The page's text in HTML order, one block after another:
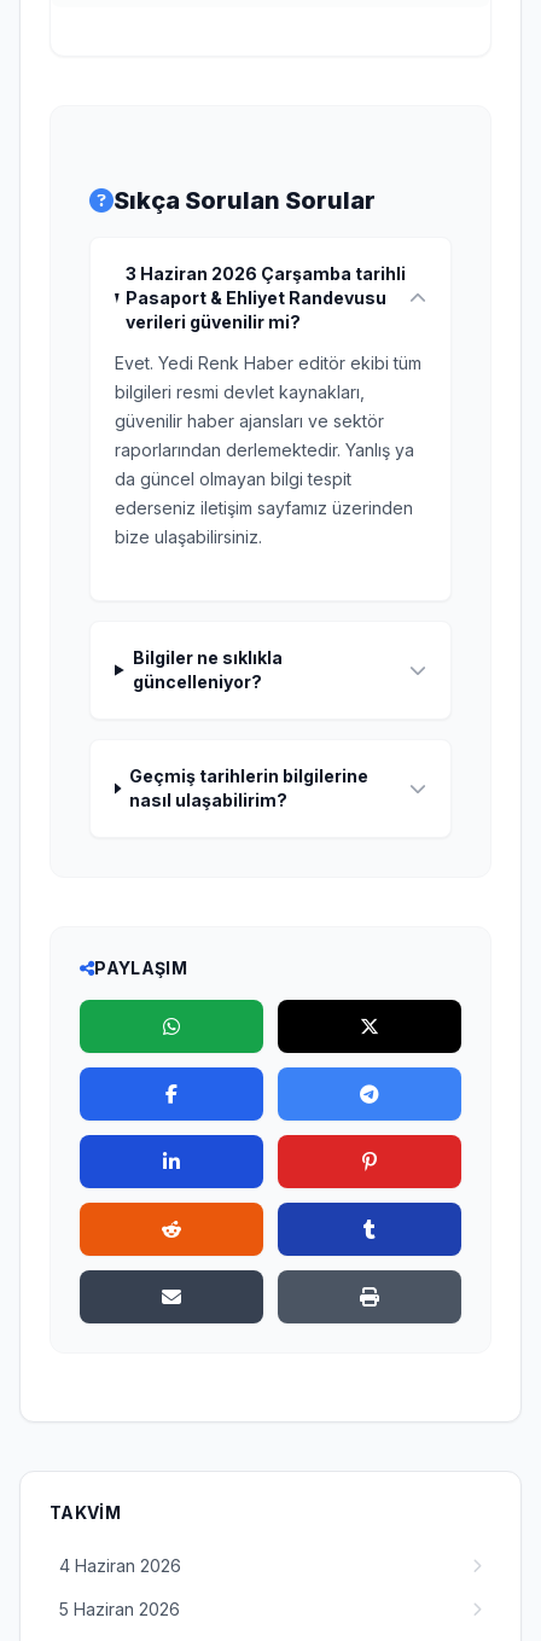
Sıkça Sorulan Sorular
3 Haziran 2026 Çarşamba tarihli
Pasaport & Ehliyet Randevusu
verileri güvenilir mi?
Evet. Yedi Renk Haber editör ekibi tüm
bilgileri resmi devlet kaynakları,
güvenilir haber ajansları ve sektör
raporlarından derlemektedir. Yanlış ya
da güncel olmayan bilgi tespit
ederseniz iletişim sayfamız üzerinden
bize ulaşabilirsiniz.
Bilgiler ne sıklıkla
güncelleniyor?
Geçmiş tarihlerin bilgilerine
nasıl ulaşabilirim?
PAYLAŞIM
TAKVIM
4 Haziran 2026
5 Haziran 2026